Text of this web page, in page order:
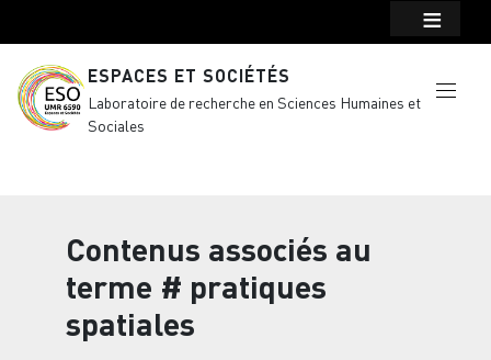
ESPACES ET SOCIÉTÉS
Laboratoire de recherche en Sciences Humaines et
Sociales
Contenus associés au
terme # pratiques
spatiales